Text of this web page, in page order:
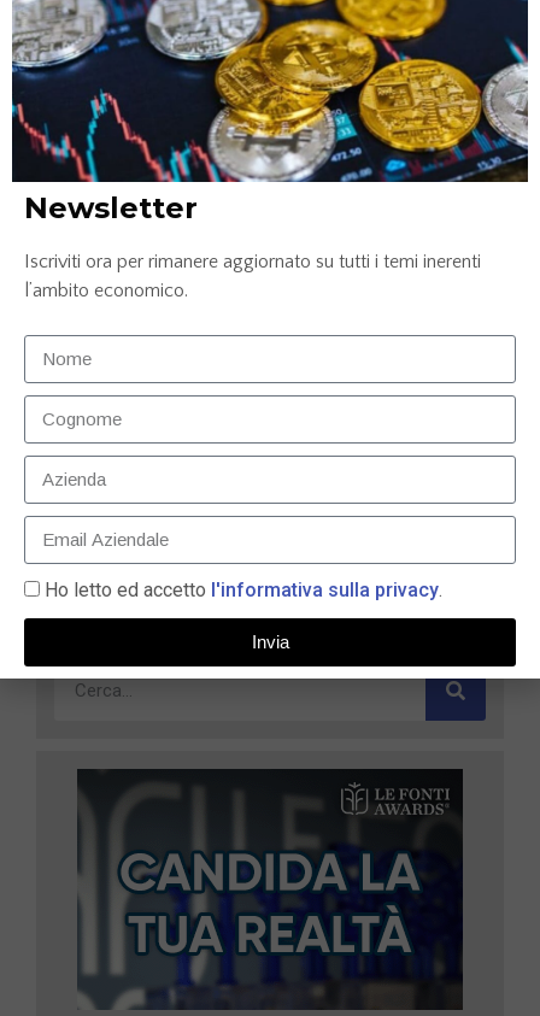
Tassi di interesse e rata del prestito: quali sono le
connessioni e cosa valutare?
6 Ottobre 2025
LEGGI TUTTO »
Carta prepagata N26: la soluzione smart per gestire
le tue finanze nel 2025
LEGGI TUTTO »
Newsletter
Iscriviti ora per rimanere aggiornato su tutti i temi inerenti
l’ambito economico.
Ho letto ed accetto l'informativa sulla privacy.
Invia